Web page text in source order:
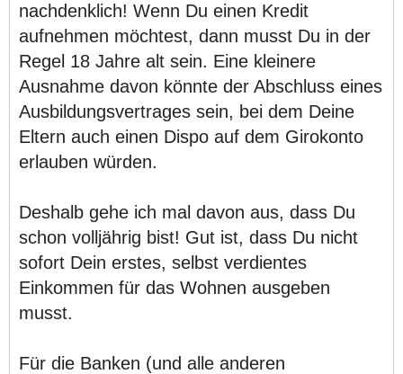
nachdenklich! Wenn Du einen Kredit
aufnehmen möchtest, dann musst Du in der
Regel 18 Jahre alt sein. Eine kleinere
Ausnahme davon könnte der Abschluss eines
Ausbildungsvertrages sein, bei dem Deine
Eltern auch einen Dispo auf dem Girokonto
erlauben würden.
Deshalb gehe ich mal davon aus, dass Du
schon volljährig bist! Gut ist, dass Du nicht
sofort Dein erstes, selbst verdientes
Einkommen für das Wohnen ausgeben
musst.
Für die Banken (und alle anderen